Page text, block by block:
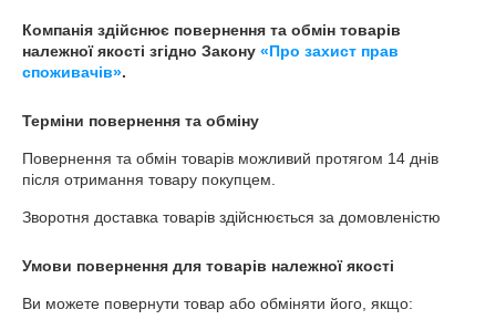
Компанія здійснює повернення та обмін товарів
належної якості згідно Закону «Про захист прав
споживачів».
Терміни повернення та обміну
Повернення та обмін товарів можливий протягом 14 днів
після отримання товару покупцем.
Зворотня доставка товарів здійснюється за домовленістю
Умови повернення для товарів належної якості
Ви можете повернути товар або обміняти його, якщо: